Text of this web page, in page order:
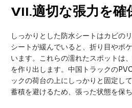
VII.適切な張力を確
しっかりとした防水シートはカビの
シートが緩んでいると、折り目やポ
います。これらの濡れたスポットは
を作り出します。中国トラックの
ックの荷台の上にしっかりと固定し
蓄積を避けるため、張った状態を保ち